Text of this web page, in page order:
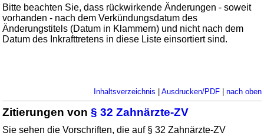
Bitte beachten Sie, dass rückwirkende Änderungen - soweit
vorhanden - nach dem Verkündungsdatum des
Änderungstitels (Datum in Klammern) und nicht nach dem
Datum des Inkrafttretens in diese Liste einsortiert sind.
Inhaltsverzeichnis | Ausdrucken/PDF| nach oben
Zitierungen von§ 32 Zahnärzte-ZV
Sie sehen die Vorschriften, die auf § 32 Zahnärzte-ZV